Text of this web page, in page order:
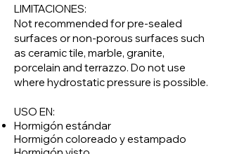
LIMITACIONES:
Not recommended for pre-sealed
surfaces or non-porous surfaces such
as ceramic tile, marble, granite,
porcelain and terrazzo. Do not use
where hydrostatic pressure is possible.
USO EN:
Hormigón estándar
Hormigón coloreado y estampado